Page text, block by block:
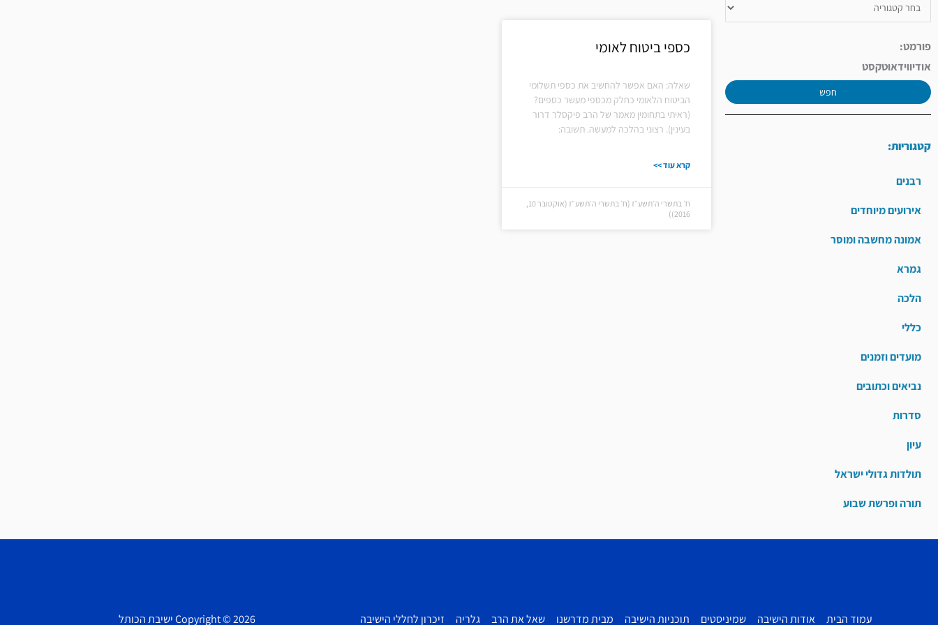
פורמט:
אודיווידאוטקסט
חפש
קטגוריות:
רבנים
אירועים מיוחדים
אמונה מחשבה ומוסר
גמרא
הלכה
כללי
מועדים וזמנים
נביאים וכתובים
סדרות
עיון
תולדות גדולי ישראל
תורה ופרשת שבוע
כספי ביטוח לאומי
שאלה: האם אפשר להחשיב את כספי תשלומי
הביטוח הלאומי כחלק מכספי מעשר כספים?
(ראיתי בתחומין מאמר של הרב פיקסלר דרור
בעינין). רצוני בהלכה למעשה. תשובה:
קרא עוד >>
ח׳ בתשרי ה׳תשע״ז (ח׳ בתשרי ה׳תשע״ז (אוקטובר 10,
2016))
עמוד הבית אודות הישיבה שמיניסטים תוכניות הישיבה מבית מדרשנו שאל את הרב גלריה זיכרון לחללי הישיבה Copyright © 2026 ישיבת הכותל